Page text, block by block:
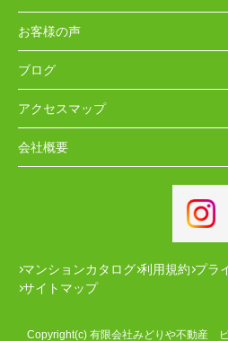
お客様の声
ブログ
アクセスマップ
会社概要
マンションカタログ 利用規約 プラ
サイトマップ
Copyright(c) 有限会社みどりや不動産